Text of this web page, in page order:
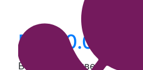
PR-00.03-02
В производстве